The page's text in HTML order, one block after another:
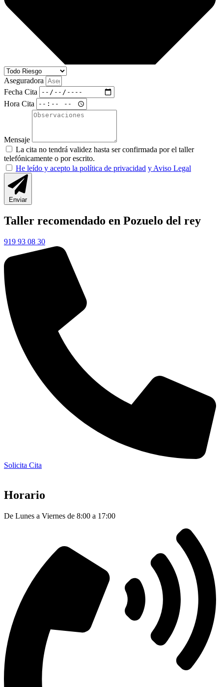
Aseguradora
Fecha Cita
Hora Cita
Mensaje
La cita no tendrá validez hasta ser confirmada por el taller
telefónicamente o por escrito.
He leído y acepto la política de privacidad y Aviso Legal
Enviar
Taller recomendado en Pozuelo del rey
919 93 08 30
Solicita Cita
Horario
De Lunes a Viernes de 8:00 a 17:00